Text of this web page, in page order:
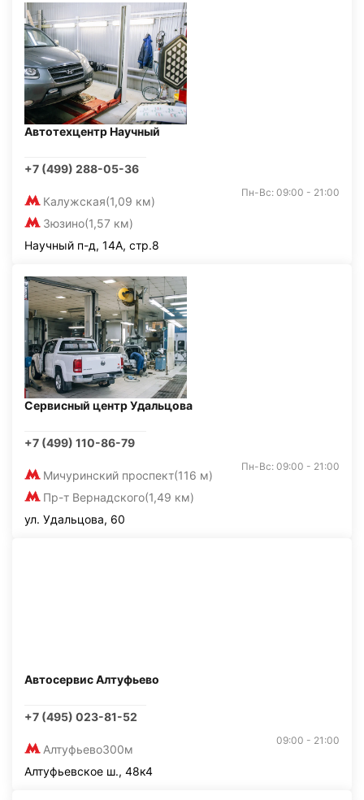
Автотехцентр Научный
+7 (499) 288-05-36
Калужская(1,09 км)
Зюзино(1,57 км)
Пн-Вс: 09:00 - 21:00
Научный п-д, 14А, стр.8
Сервисный центр Удальцова
+7 (499) 110-86-79
Мичуринский проспект(116 м)
Пр-т Вернадского(1,49 км)
Пн-Вс: 09:00 - 21:00
ул. Удальцова, 60
Автосервис Алтуфьево
+7 (495) 023-81-52
Алтуфьево300м
09:00 - 21:00
Алтуфьевское ш., 48к4